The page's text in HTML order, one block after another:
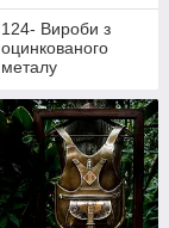
124- Вироби з
оцинкованого
металу